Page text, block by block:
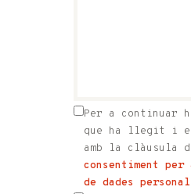
Per a continuar
que ha llegit i
amb la clàusula
consentiment
de dades